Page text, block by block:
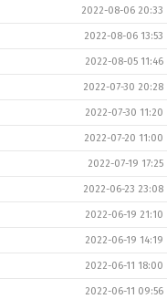
2022-08-06 20:33
2022-08-06 13:53
2022-08-05 11:46
2022-07-30 20:28
2022-07-30 11:20
2022-07-20 11:00
2022-07-19 17:25
2022-06-23 23:08
2022-06-19 21:10
2022-06-19 14:19
2022-06-11 18:00
2022-06-11 09:56